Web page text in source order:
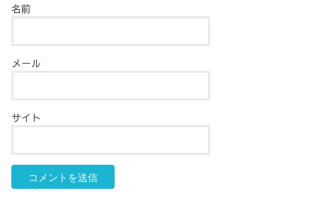
名前
メール
サイト